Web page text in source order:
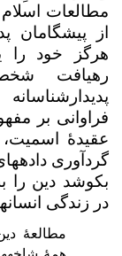
مطالعات
از پیشگامان
هرگز خود را
رهیافت
فراوانی بر
عقیدهٔ اسمیت،
گردآوری
بکوشد دین را
در زندگی
مطالعهٔ